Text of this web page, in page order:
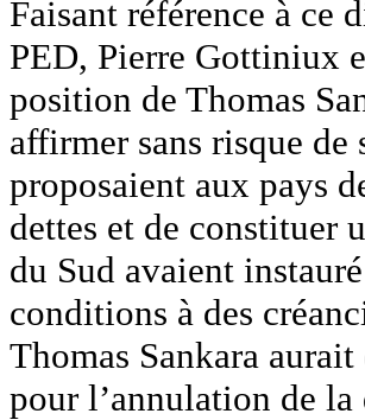
Faisant référence à ce
PED, Pierre Gottiniux
position de Thomas
affirmer sans risque
proposaient aux pays
dettes et de constituer
du Sud avaient
conditions à des
Thomas Sankara
pour l’annulation de la